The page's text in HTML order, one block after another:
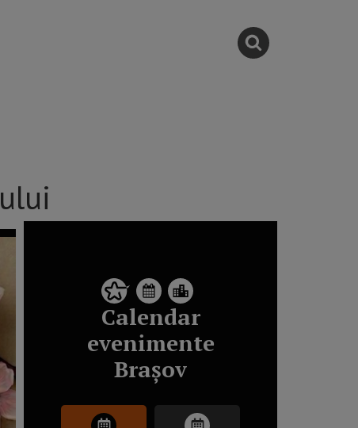
Calendar
evenimente
Brașov